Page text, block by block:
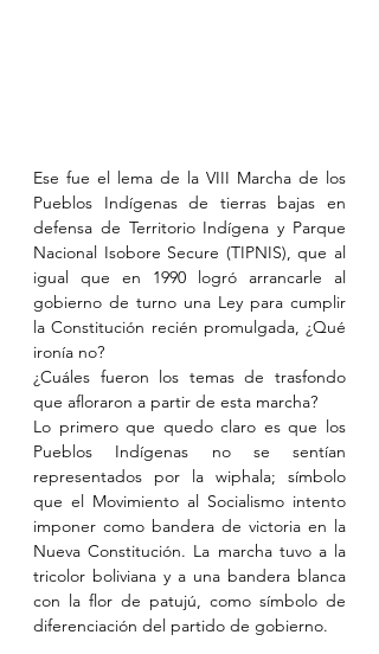
Ese fue el lema de la VIII Marcha de los
Pueblos Indígenas de tierras bajas en
defensa de Territorio Indígena y Parque
Nacional Isobore Secure (TIPNIS), que al
igual que en 1990 logró arrancarle al
gobierno de turno una Ley para cumplir
la Constitución recién promulgada, ¿Qué
ironía no?
¿Cuáles fueron los temas de trasfondo
que afloraron a partir de esta marcha?
Lo primero que quedo claro es que los
Pueblos Indígenas no se sentían
representados por la wiphala; símbolo
que el Movimiento al Socialismo intento
imponer como bandera de victoria en la
Nueva Constitución. La marcha tuvo a la
tricolor boliviana y a una bandera blanca
con la flor de patujú, como símbolo de
diferenciación del partido de gobierno.